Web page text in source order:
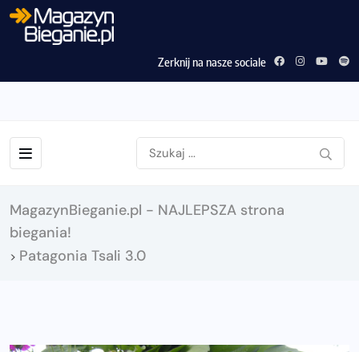
Zerknij na nasze sociale
MagazynBieganie.pl - NAJLEPSZA strona
biegania!
> Patagonia Tsali 3.0